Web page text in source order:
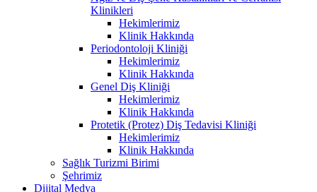
Klinikleri
Hekimlerimiz
Klinik Hakkında
Periodontoloji Kliniği
Hekimlerimiz
Klinik Hakkında
Genel Diş Kliniği
Hekimlerimiz
Klinik Hakkında
Protetik (Protez) Diş Tedavisi Kliniği
Hekimlerimiz
Klinik Hakkında
Sağlık Turizmi Birimi
Şehrimiz
Dijital Medya